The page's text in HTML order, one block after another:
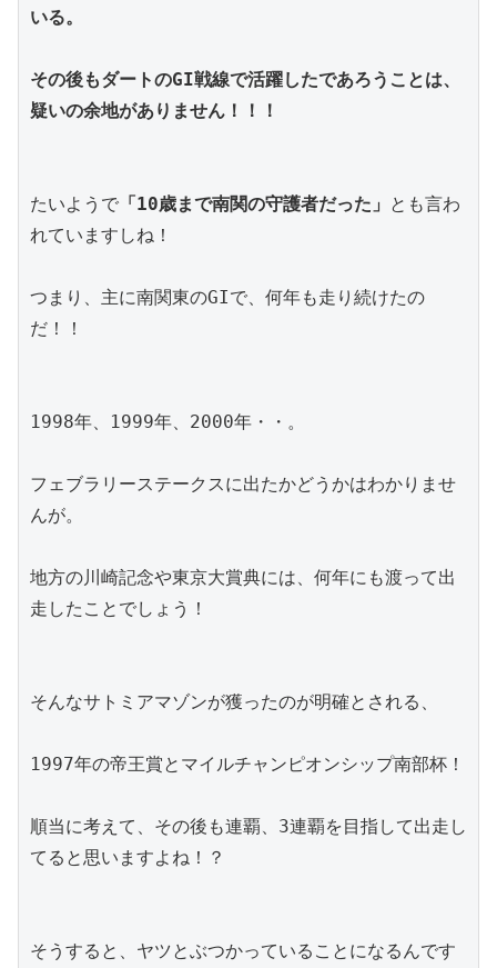
いる。
その後もダートのGI戦線で活躍したであろうことは、
疑いの余地がありません！！！
たいようで 「10歳まで南関の守護者だった」 とも言わ
れていますしね！
つまり、主に南関東のGIで、何年も走り続けたの
だ！！
1998年、1999年、2000年・・。
フェブラリーステークスに出たかどうかはわかりませ
んが。
地方の川崎記念や東京大賞典には、何年にも渡って出
走したことでしょう！
そんなサトミアマゾンが獲ったのが明確とされる、
1997年の帝王賞とマイルチャンピオンシップ南部杯！
順当に考えて、その後も連覇、3連覇を目指して出走し
てると思いますよね！？
そうすると、ヤツとぶつかっていることになるんです